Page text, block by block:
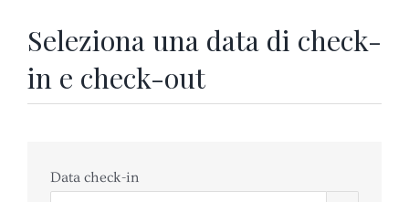
Seleziona una data di check-
in e check-out
Data check-in